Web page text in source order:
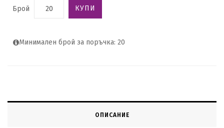
Брой КУПИ
Минимален брой за поръчка: 20
ОПИСАНИЕ